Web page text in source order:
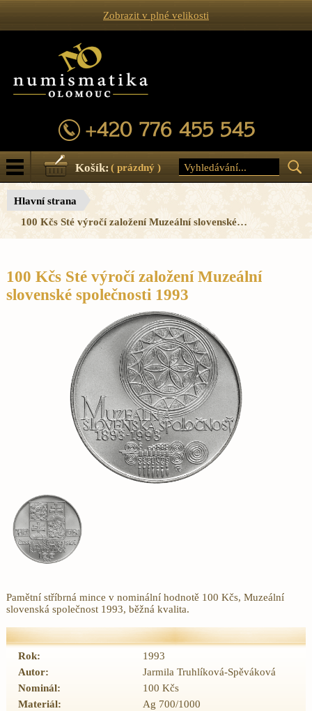
Zobrazit v plné velikosti
Košík: ( prázdný )
Hlavní strana
100 Kčs Sté výročí založení Muzeální slovenské…
100 Kčs Sté výročí založení Muzeální
slovenské společnosti 1993
Pamětní stříbrná mince v nominální hodnotě 100 Kčs, Muzeální
slovenská společnost 1993, běžná kvalita.
Rok:
1993
Autor:
Jarmila Truhlíková‑Spěváková
Nominál:
100 Kčs
Materiál:
Ag 700/1000